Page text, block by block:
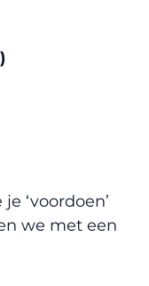
‘voordoen’
we met een